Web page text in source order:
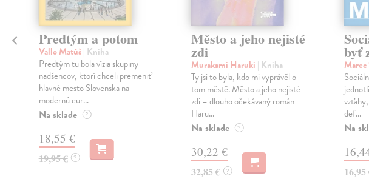
Predtým a potom
Vallo Matúš| Kniha
Predtým tu bola vízia skupiny
nadšencov, ktorí chceli premeniť
hlavné mesto Slovenska na
modernú eur...
Na sklade ?
18,55 €
19,95 € ?
Město a jeho nejisté
zdi
Murakami Haruki | Kniha
Ty jsi to byla, kdo mi vyprávěl o
tom městě. Město a jeho nejisté
zdi – dlouho očekávaný román
Haru...
Na sklade ?
30,22 €
32,85 € ?
byť
Marec
def...
Na
16,95